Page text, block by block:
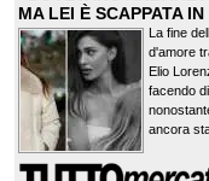
MA LEI È SCAPPATA
La fine
d'amore
Elio
facendo
ancora